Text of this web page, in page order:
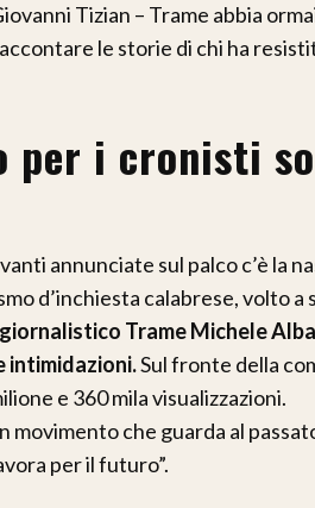
Tizian – Trame abbia
le storie di chi ha
per i cronisti
annunciate sul palco c’è la
d’inchiesta calabrese, volto
Trame Michele
intimidazioni.Sul fronte della
e 360 mila visualizzazioni.
movimento che guarda al
per il futuro”.